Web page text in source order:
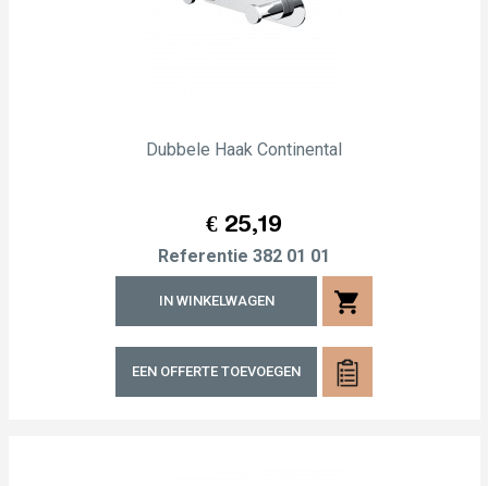
Dubbele Haak Continental
Prijs
€ 25,19
Referentie 382 01 01
IN WINKELWAGEN shopping_cart
EEN OFFERTE TOEVOEGEN